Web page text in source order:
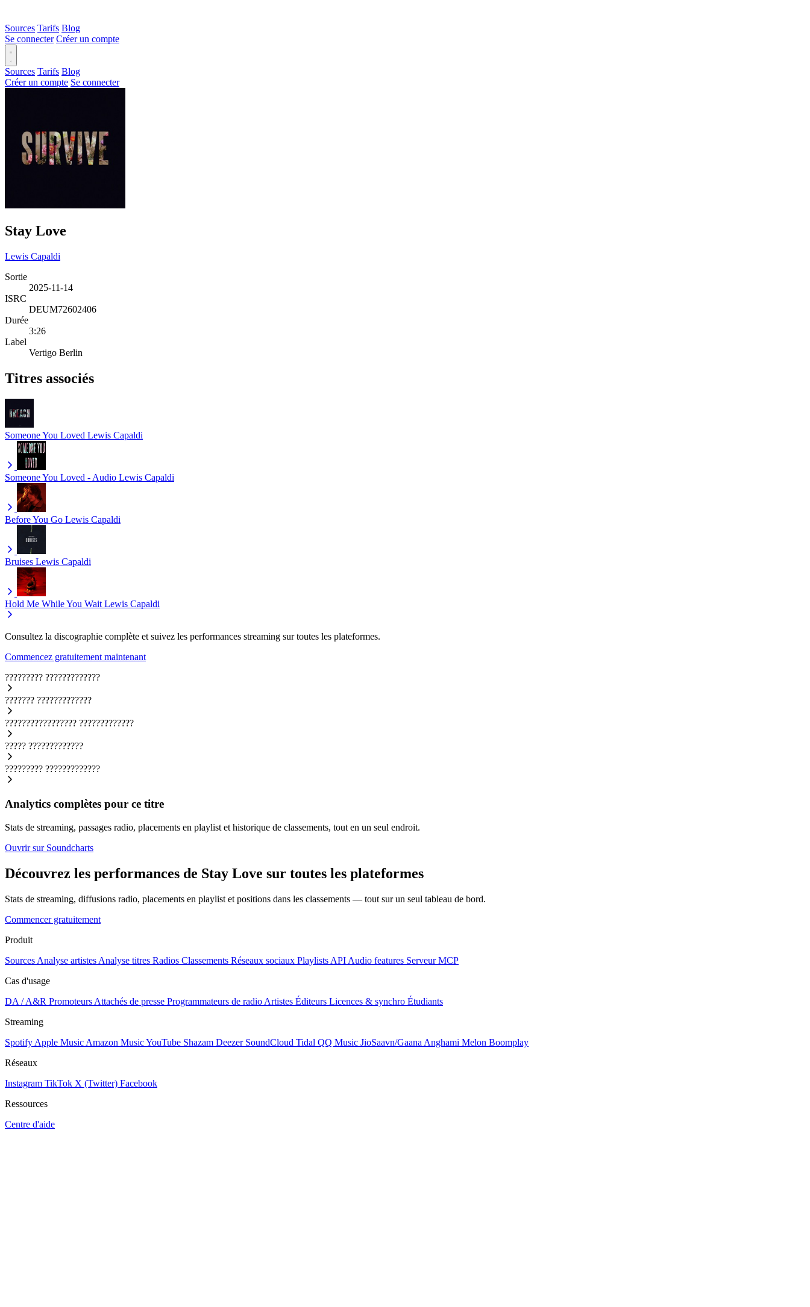
Sources Tarifs Blog
Se connecter Créer un compte
Sources Tarifs Blog
Créer un compte Se connecter
Stay Love
Lewis Capaldi
Sortie
2025-11-14
ISRC
DEUM72602406
Durée
3:26
Label
Vertigo Berlin
Titres associés
Someone You Loved Lewis Capaldi
Someone You Loved - Audio Lewis Capaldi
Before You Go Lewis Capaldi
Bruises Lewis Capaldi
Hold Me While You Wait Lewis Capaldi
Consultez la discographie complète et suivez les performances streaming sur toutes les plateformes.
Commencez gratuitement maintenant
????????? ?????????????
??????? ?????????????
????????????????? ?????????????
????? ?????????????
????????? ?????????????
Analytics complètes pour ce titre
Stats de streaming, passages radio, placements en playlist et historique de classements, tout en un seul endroit.
Ouvrir sur Soundcharts
Découvrez les performances de Stay Love sur toutes les plateformes
Stats de streaming, diffusions radio, placements en playlist et positions dans les classements — tout sur un seul tableau de bord.
Commencer gratuitement
Produit
Sources Analyse artistes Analyse titres Radios Classements Réseaux sociaux Playlists API Audio features Serveur MCP
Cas d'usage
DA / A&R Promoteurs Attachés de presse Programmateurs de radio Artistes Éditeurs Licences & synchro Étudiants
Streaming
Spotify Apple Music Amazon MusicYouTube Shazam Deezer SoundCloud Tidal QQ Music JioSaavn/Gaana Anghami Melon Boomplay
Réseaux
Instagram TikTok X (Twitter) Facebook
Ressources
Centre d'aide